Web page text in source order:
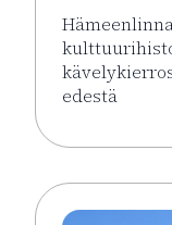
edestä
Lue lisää